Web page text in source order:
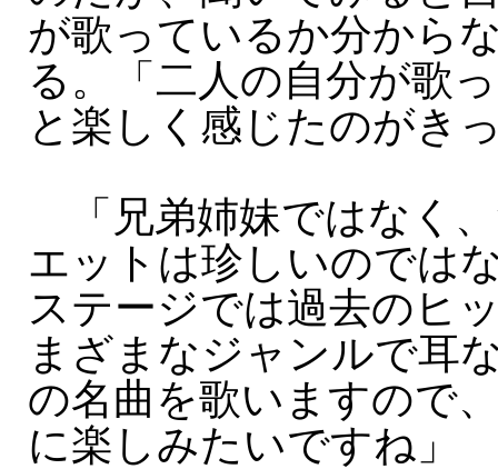
が歌っているか分から
る。「二人の自分が歌
と楽しく感じたのがき
「兄弟姉妹ではなく
エットは珍しいのでは
ステージでは過去のヒ
まざまなジャンルで耳
の名曲を歌いますので
に楽しみたいですね」